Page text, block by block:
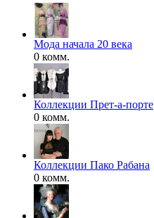
Мода начала 20 века
0 комм.
Коллекции Прет-а-порте
0 комм.
Коллекции Пако Рабана
0 комм.